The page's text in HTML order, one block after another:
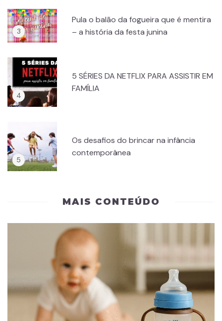
Pula o balão da fogueira que é mentira
– a história da festa junina
5 SÉRIES DA NETFLIX PARA ASSISTIR EM
FAMÍLIA
Os desafios do brincar na infância
contemporânea
MAIS CONTEÚDO